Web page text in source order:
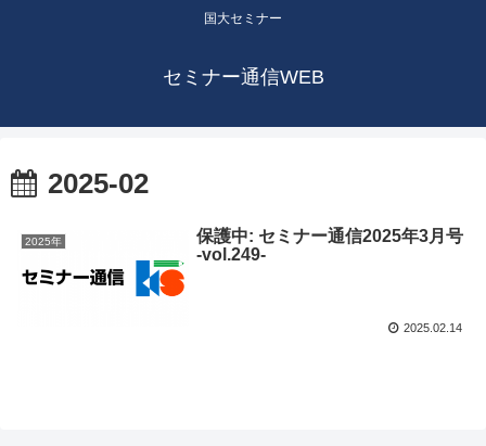
国大セミナー
セミナー通信WEB
2025-02
2025年
保護中: セミナー通信2025年3月号
-vol.249-
2025.02.14